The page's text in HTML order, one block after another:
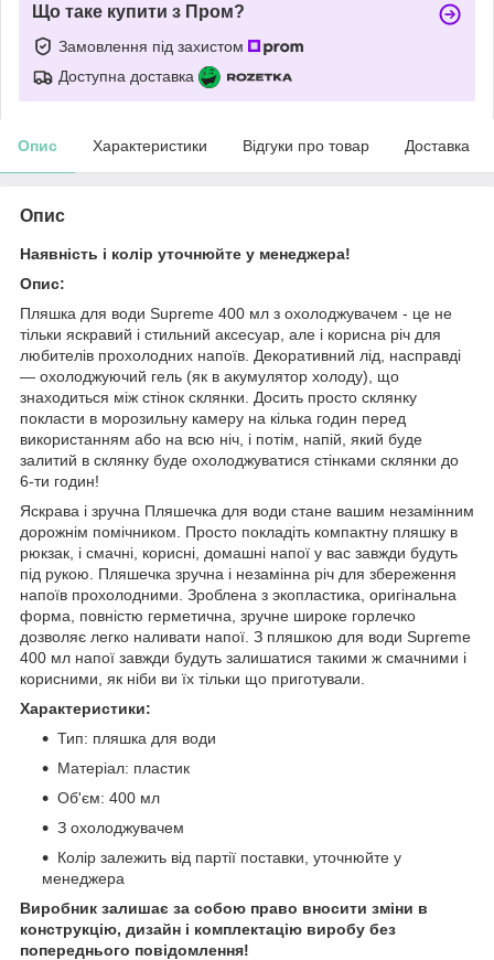
Що таке купити з Пром?
Замовлення під захистом
Доступна доставка
Опис Характеристики Відгуки про товар Доставка
Опис
Наявність і колір уточнюйте у менеджера!
Опис:
Пляшка для води Supreme 400 мл з охолоджувачем - це не
тільки яскравий і стильний аксесуар, але і корисна річ для
любителів прохолодних напоїв. Декоративний лід, насправді
— охолоджуючий гель (як в акумулятор холоду), що
знаходиться між стінок склянки. Досить просто склянку
покласти в морозильну камеру на кілька годин перед
використанням або на всю ніч, і потім, напій, який буде
залитий в склянку буде охолоджуватися стінками склянки до
6-ти годин!
Яскрава і зручна Пляшечка для води стане вашим незамінним
дорожнім помічником. Просто покладіть компактну пляшку в
рюкзак, і смачні, корисні, домашні напої у вас завжди будуть
під рукою. Пляшечка зручна і незамінна річ для збереження
напоїв прохолодними. Зроблена з экопластика, оригінальна
форма, повністю герметична, зручне широке горлечко
дозволяє легко наливати напої. З пляшкою для води Supreme
400 мл напої завжди будуть залишатися такими ж смачними і
корисними, як ніби ви їх тільки що приготували.
Характеристики:
Тип: пляшка для води
Матеріал: пластик
Об'єм: 400 мл
З охолоджувачем
Колір залежить від партії поставки, уточнюйте у
менеджера
Виробник залишає за собою право вносити зміни в
конструкцію, дизайн і комплектацію виробу без
попереднього повідомлення!